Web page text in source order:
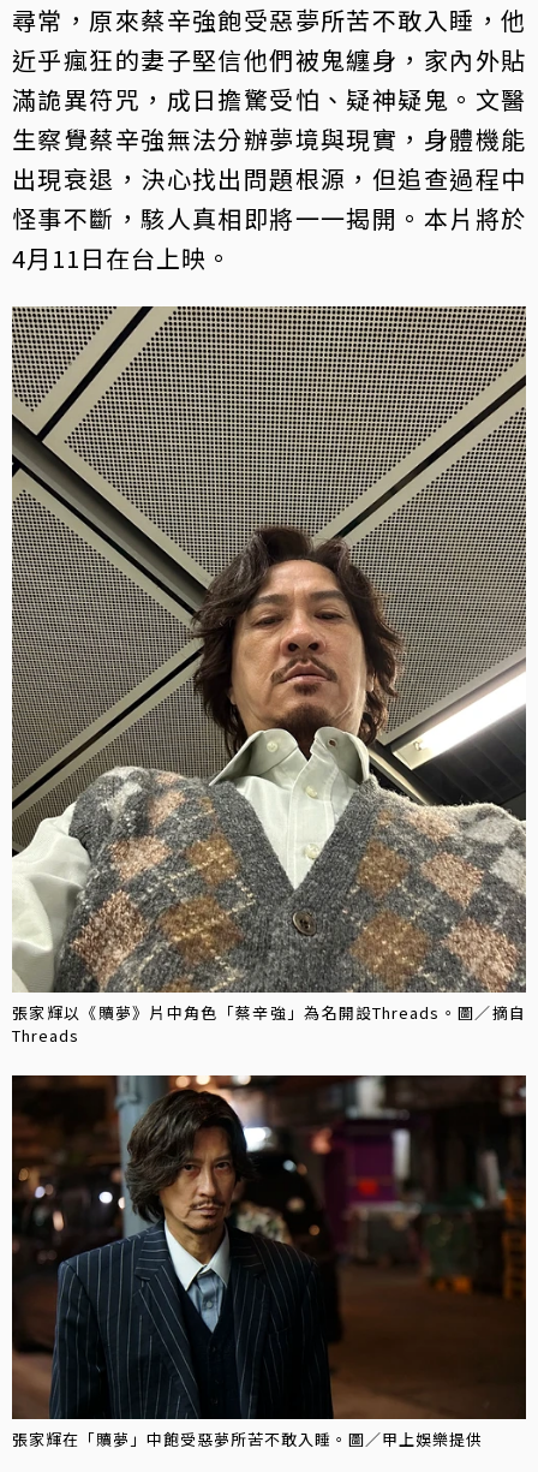
尋常，原來蔡辛強飽受惡夢所苦不敢入睡，他
近乎瘋狂的妻子堅信他們被鬼纏身，家內外貼
滿詭異符咒，成日擔驚受怕、疑神疑鬼。文醫
生察覺蔡辛強無法分辦夢境與現實，身體機能
出現衰退，決心找出問題根源，但追查過程中
怪事不斷，駭人真相即將一一揭開。本片將於
4月11日在台上映。
張家輝以《贖夢》片中角色「蔡辛強」為名開設Threads。圖／摘自
Threads
張家輝在「贖夢」中飽受惡夢所苦不敢入睡。圖／甲上娛樂提供